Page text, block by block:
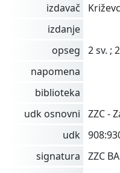
izdavač
izdanje
opseg
2 sv. ;
napomena
biblioteka
udk osnovni
ZZC -
udk
signatura
ZZC